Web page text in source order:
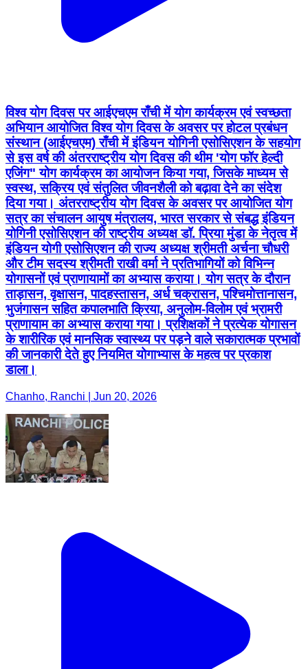
विश्व योग दिवस पर आईएचएम राँची में योग कार्यक्रम एवं स्वच्छता
अभियान आयोजित विश्व योग दिवस के अवसर पर होटल प्रबंधन
संस्थान (आईएचएम) राँची में इंडियन योगिनी एसोसिएशन के सहयोग
से इस वर्ष की अंतरराष्ट्रीय योग दिवस की थीम 'योग फॉर हेल्दी
एजिंग" योग कार्यक्रम का आयोजन किया गया, जिसके माध्यम से
स्वस्थ, सक्रिय एवं संतुलित जीवनशैली को बढ़ावा देने का संदेश
दिया गया। अंतरराष्ट्रीय योग दिवस के अवसर पर आयोजित योग
सत्र का संचालन आयुष मंत्रालय, भारत सरकार से संबद्ध इंडियन
योगिनी एसोसिएशन की राष्ट्रीय अध्यक्ष डॉ. प्रिया मुंडा के नेतृत्व में
इंडियन योगी एसोसिएशन की राज्य अध्यक्ष श्रीमती अर्चना चौधरी
और टीम सदस्य श्रीमती राखी वर्मा ने प्रतिभागियों को विभिन्न
योगासनों एवं प्राणायामों का अभ्यास कराया। योग सत्र के दौरान
ताड़ासन, वृक्षासन, पादहस्तासन, अर्ध चक्रासन, पश्चिमोत्तानासन,
भुजंगासन सहित कपालभाति क्रिया, अनुलोम-विलोम एवं भ्रामरी
प्राणायाम का अभ्यास कराया गया। प्रशिक्षकों ने प्रत्येक योगासन
के शारीरिक एवं मानसिक स्वास्थ्य पर पड़ने वाले सकारात्मक प्रभावों
की जानकारी देते हुए नियमित योगाभ्यास के महत्व पर प्रकाश
डाला।
Chanho, Ranchi | Jun 20, 2026